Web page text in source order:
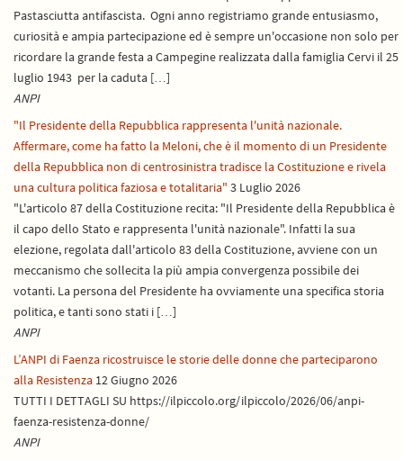
Pastasciutta antifascista. Ogni anno registriamo grande entusiasmo,
curiosità e ampia partecipazione ed è sempre un'occasione non solo per
ricordare la grande festa a Campegine realizzata dalla famiglia Cervi il 25
luglio 1943 per la caduta […]
ANPI
"Il Presidente della Repubblica rappresenta l'unità nazionale.
Affermare, come ha fatto la Meloni, che è il momento di un Presidente
della Repubblica non di centrosinistra tradisce la Costituzione e rivela
una cultura politica faziosa e totalitaria" 3 Luglio 2026
"L'articolo 87 della Costituzione recita: "Il Presidente della Repubblica è
il capo dello Stato e rappresenta l'unità nazionale". Infatti la sua
elezione, regolata dall'articolo 83 della Costituzione, avviene con un
meccanismo che sollecita la più ampia convergenza possibile dei
votanti. La persona del Presidente ha ovviamente una specifica storia
politica, e tanti sono stati i […]
ANPI
L’ANPI di Faenza ricostruisce le storie delle donne che parteciparono
alla Resistenza 12 Giugno 2026
TUTTI I DETTAGLI SU https://ilpiccolo.org/ilpiccolo/2026/06/anpi-
faenza-resistenza-donne/
ANPI